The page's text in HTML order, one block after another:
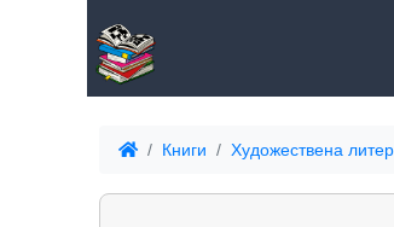
Книги Художествена